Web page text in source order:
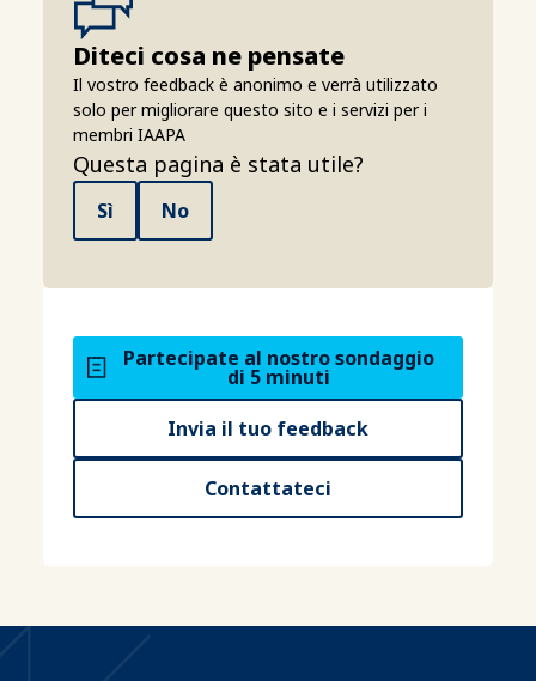
Diteci cosa ne pensate
Il vostro feedback è anonimo e verrà utilizzato
solo per migliorare questo sito e i servizi per i
membri IAAPA
Questa pagina è stata utile?
Sì No
Partecipate al nostro sondaggio
di 5 minuti
Invia il tuo feedback
Contattateci